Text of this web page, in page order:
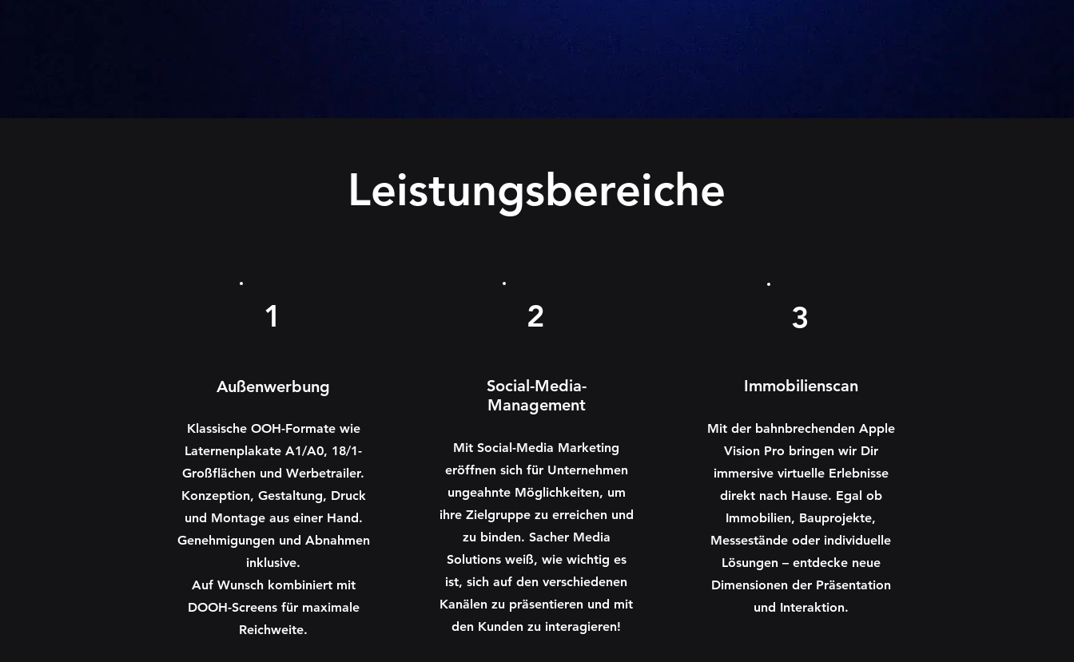
Kontakt
Leistungsbereiche
1
Außenwerbung
Klassische OOH-Formate wie
Laternenplakate A1/A0, 18/1-
Großflächen und Werbetrailer.
Konzeption, Gestaltung, Druck
und Montage aus einer Hand.
Genehmigungen und Abnahmen
inklusive.
Auf Wunsch kombiniert mit
DOOH-Screens für maximale
Reichweite.
2
Social-Media-
Management
Mit Social-Media Marketing
eröffnen sich für Unternehmen
ungeahnte Möglichkeiten, um
ihre Zielgruppe zu erreichen und
zu binden. Sacher Media
Solutions weiß, wie wichtig es
ist, sich auf den verschiedenen
Kanälen zu präsentieren und mit
den Kunden zu interagieren!
3
Immobilienscan
Mit der bahnbrechenden Apple
Vision Pro bringen wir Dir
immersive virtuelle Erlebnisse
direkt nach Hause. Egal ob
Immobilien, Bauprojekte,
Messestände oder individuelle
Lösungen – entdecke neue
Dimensionen der Präsentation
und Interaktion.